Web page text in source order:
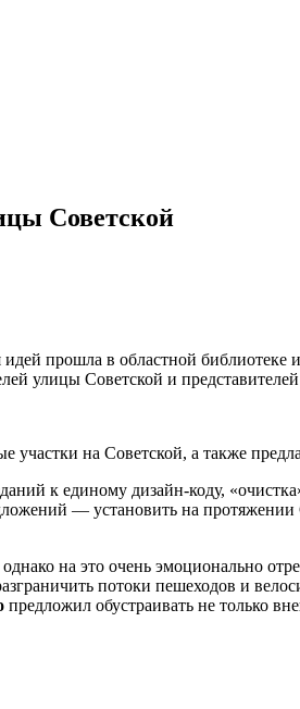
Советской
прошла в областной
улицы Советской и представителей
на Советской, а также
к единому дизайн-коду,
— установить на протяжении
на это очень эмоционально
потоки пешеходов и
предложил обустраивать не только